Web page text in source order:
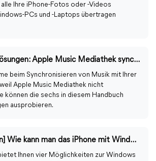
Ihre iPhone-Fotos oder -Videos
PCs und -Laptops übertragen
6 wichtigsten Lösungen: Apple Music Mediathek synchronisiert nicht
beim Synchronisieren von Musik mit Ihrer
Apple Music Mediathek nicht
können die sechs in diesem Handbuch
ausprobieren.
[4 Möglichkeiten] Wie kann man das iPhone mit Windows 11/10 verbinden?
Ihnen vier Möglichkeiten zur Windows